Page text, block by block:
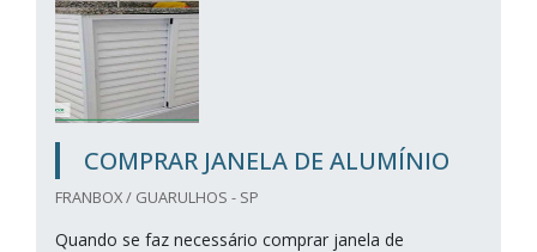
COMPRAR JANELA DE ALUMÍNIO
FRANBOX / GUARULHOS - SP
Quando se faz necessário comprar janela de